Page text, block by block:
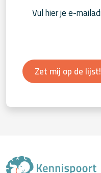
Zet mij op de lijst!